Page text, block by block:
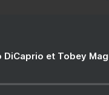
DiCaprio et Tobey